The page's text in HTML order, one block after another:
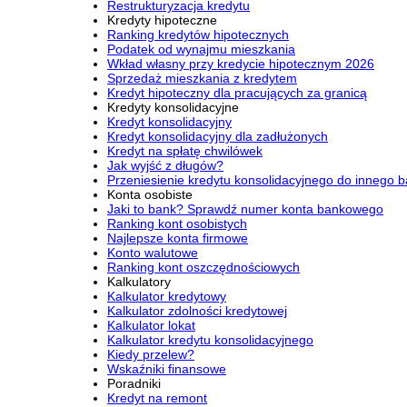
Restrukturyzacja kredytu
Kredyty hipoteczne
Ranking kredytów hipotecznych
Podatek od wynajmu mieszkania
Wkład własny przy kredycie hipotecznym 2026
Sprzedaż mieszkania z kredytem
Kredyt hipoteczny dla pracujących za granicą
Kredyty konsolidacyjne
Kredyt konsolidacyjny
Kredyt konsolidacyjny dla zadłużonych
Kredyt na spłatę chwilówek
Jak wyjść z długów?
Przeniesienie kredytu konsolidacyjnego do innego
Konta osobiste
Jaki to bank? Sprawdź numer konta bankowego
Ranking kont osobistych
Najlepsze konta firmowe
Konto walutowe
Ranking kont oszczędnościowych
Kalkulatory
Kalkulator kredytowy
Kalkulator zdolności kredytowej
Kalkulator lokat
Kalkulator kredytu konsolidacyjnego
Kiedy przelew?
Wskaźniki finansowe
Poradniki
Kredyt na remont